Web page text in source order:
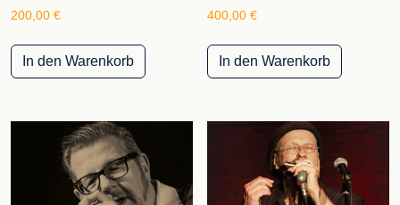
200,00 €
In den Warenkorb
400,00€
In den Warenkorb